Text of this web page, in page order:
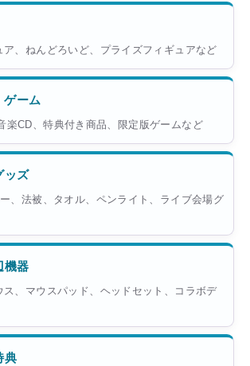
ア、ねんどろいど、プライズフィギュアなど
ーム
楽CD、特典付き商品、限定版ゲームなど
ッズ
、法被、タオル、ペンライト、ライブ会場グ
機器
ス、マウスパッド、ヘッドセット、コラボデ
典